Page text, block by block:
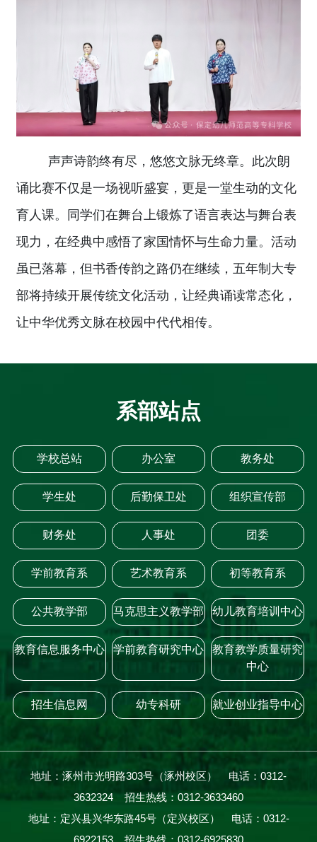
声声诗韵终有尽，悠悠文脉无终章。此次朗
诵比赛不仅是一场视听盛宴，更是一堂生动的文化
育人课。同学们在舞台上锻炼了语言表达与舞台表
现力，在经典中感悟了家国情怀与生命力量。活动
虽已落幕，但书香传韵之路仍在继续，五年制大专
部将持续开展传统文化活动，让经典诵读常态化，
让中华优秀文脉在校园中代代相传。
系部站点
学校总站 办公室 教务处
学生处 后勤保卫处 组织宣传部
财务处 人事处 团委
学前教育系 艺术教育系 初等教育系
公共教学部 马克思主义教学部 幼儿教育培训中心
教育信息服务中心 学前教育研究中心
教育教学质量研究
中心
招生信息网 幼专科研 就业创业指导中心
地址：涿州市光明路303号（涿州校区） 电话：0312-
3632324 招生热线：0312-3633460
地址：定兴县兴华东路45号（定兴校区） 电话：0312-
6922153 招生热线：0312-6925830